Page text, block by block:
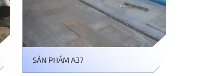
SẢN PHẨM A37